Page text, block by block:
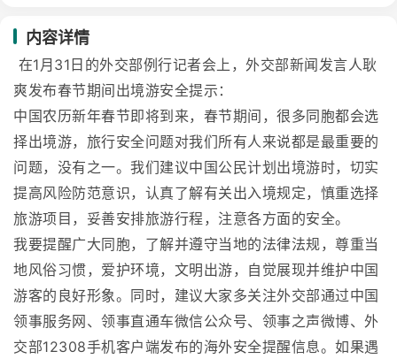
内容详情
在1月31日的外交部例行记者会上，外交部新闻发言人耿
爽发布春节期间出境游安全提示：
中国农历新年春节即将到来，春节期间，很多同胞都会选
择出境游，旅行安全问题对我们所有人来说都是最重要的
问题，没有之一。我们建议中国公民计划出境游时，切实
提高风险防范意识，认真了解有关出入境规定，慎重选择
旅游项目，妥善安排旅游行程，注意各方面的安全。
我要提醒广大同胞，了解并遵守当地的法律法规，尊重当
地风俗习惯，爱护环境，文明出游，自觉展现并维护中国
游客的良好形象。同时，建议大家多关注外交部通过中国
领事服务网、领事直通车微信公众号、领事之声微博、外
交部12308手机客户端发布的海外安全提醒信息。如果遇